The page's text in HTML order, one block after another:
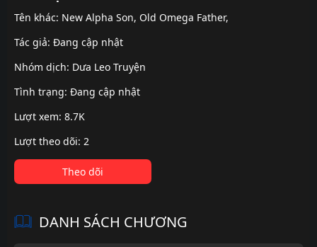
Tên khác: New Alpha Son, Old Omega Father,
Tác giả: Đang cập nhật
Nhóm dịch: Dưa Leo Truyện
Tình trạng: Đang cập nhật
Lượt xem: 8.7K
Lượt theo dõi: 2
Theo dõi
DANH SÁCH CHƯƠNG